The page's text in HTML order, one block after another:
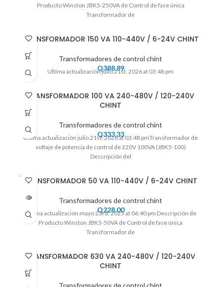
Producto Winston JBK5-250VA de Control de fase única
Transformador de
TRANSFORMADOR 150 VA 110-440V / 6-24V CHINT
Transformadores de control chint
Q388.89
Ultima actualización julio 21st, 2026 at 03:48 pm
TRANSFORMADOR 100 VA 240-480V / 120-240V
CHINT
Transformadores de control chint
Q333.33
Ultima actualización julio 21st, 2026 at 03:48 pmTransformador de
voltaje de potencia de control de 220V 100VA (JBK5-100)
Descripción del
VENDI
DO
TRANSFORMADOR 50 VA 110-440V / 6-24V CHINT
Transformadores de control chint
Q228.00
Ultima actualización mayo 23rd, 2025 at 06:40 pm Descripción de
Producto Winston JBK5-50VA de Control de fase única
Transformador de
TRANSFORMADOR 630 VA 240-480V / 120-240V
CHINT
Transformadores de control chint